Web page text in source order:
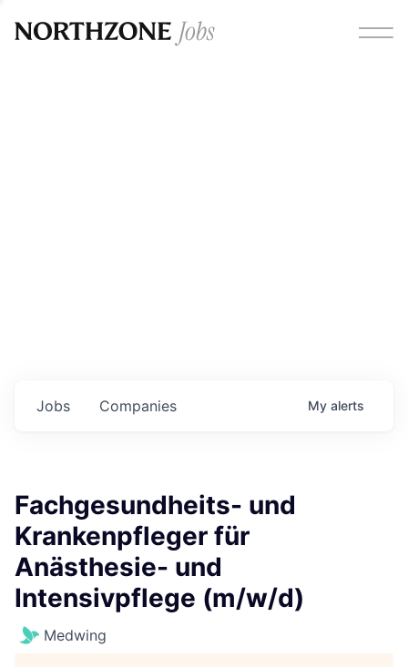
Jobs Companies My alerts
Fachgesundheits- und
Krankenpfleger für
Anästhesie- und
Intensivpflege (m/w/d)
Medwing